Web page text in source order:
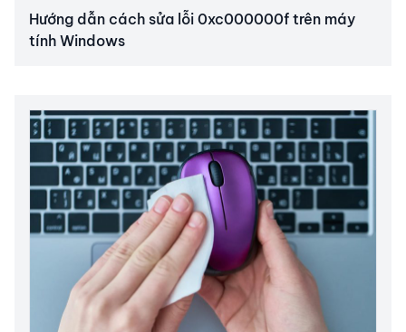
Hướng dẫn cách sửa lỗi 0xc000000f trên máy
tính Windows